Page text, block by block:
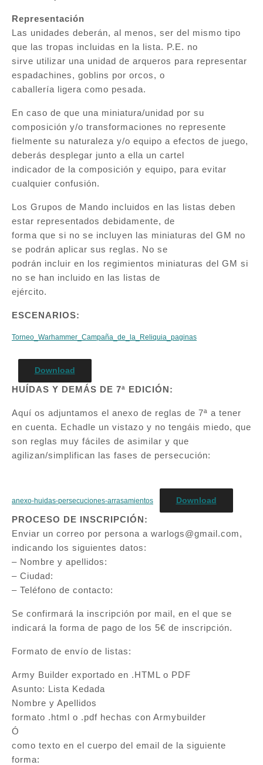
Representación
Las unidades deberán, al menos, ser del mismo tipo
que las tropas incluidas en la lista. P.E. no
sirve utilizar una unidad de arqueros para representar
espadachines, goblins por orcos, o
caballería ligera como pesada.
En caso de que una miniatura/unidad por su
composición y/o transformaciones no represente
fielmente su naturaleza y/o equipo a efectos de juego,
deberás desplegar junto a ella un cartel
indicador de la composición y equipo, para evitar
cualquier confusión.
Los Grupos de Mando incluidos en las listas deben
estar representados debidamente, de
forma que si no se incluyen las miniaturas del GM no
se podrán aplicar sus reglas. No se
podrán incluir en los regimientos miniaturas del GM si
no se han incluido en las listas de
ejército.
ESCENARIOS:
Torneo_Warhammer_Campaña_de_la_Reliquia_paginas
Download
HUÍDAS Y DEMÁS DE 7ª EDICIÓN:
Aquí os adjuntamos el anexo de reglas de 7ª a tener
en cuenta. Echadle un vistazo y no tengáis miedo, que
son reglas muy fáciles de asimilar y que
agilizan/simplifican las fases de persecución:
anexo-huidas-persecuciones-arrasamientos Download
PROCESO DE INSCRIPCIÓN:
Enviar un correo por persona a warlogs@gmail.com,
indicando los siguientes datos:
– Nombre y apellidos:
– Ciudad:
– Teléfono de contacto:
Se confirmará la inscripción por mail, en el que se
indicará la forma de pago de los 5€ de inscripción.
Formato de envío de listas:
Army Builder exportado en .HTML o PDF
Asunto: Lista Kedada
Nombre y Apellidos
formato .html o .pdf hechas con Armybuilder
Ó
como texto en el cuerpo del email de la siguiente
forma: